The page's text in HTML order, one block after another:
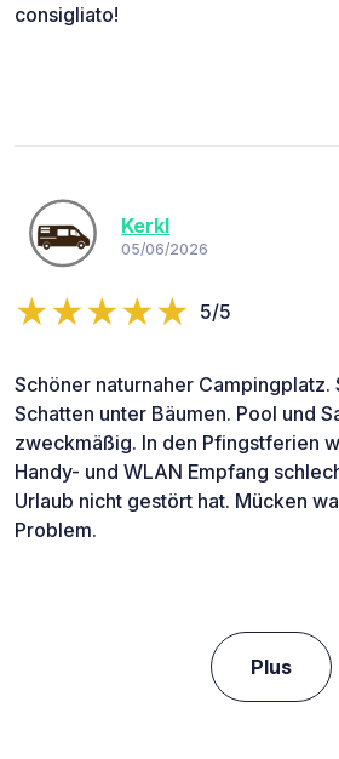
consigliato!
Kerkl
05/06/2026
5/5
Schöner naturnaher
Schatten unter Bäumen. Pool und
zweckmäßig. In den Pfingstferien
Handy- und WLAN Empfang
Urlaub nicht gestört hat. Mücken
Problem.
Plus